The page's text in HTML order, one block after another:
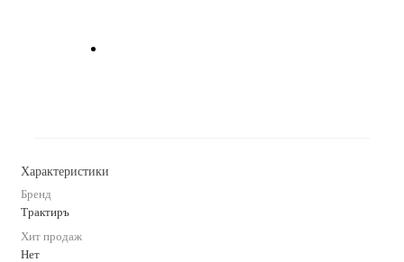
Характеристики
Бренд
Трактиръ
Хит продаж
Нет